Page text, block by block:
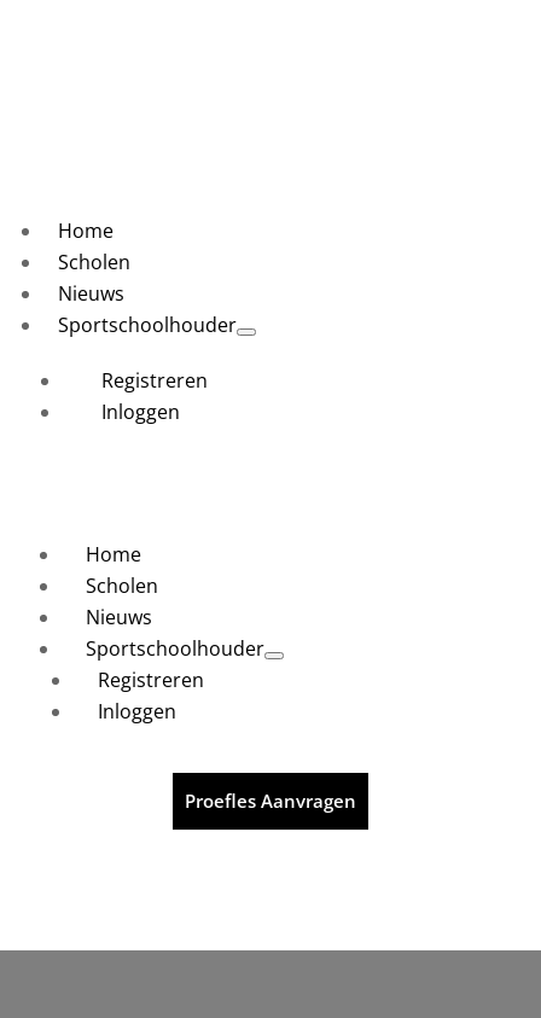
Home
Scholen
Nieuws
Sportschoolhouder
Registreren
Inloggen
Home
Scholen
Nieuws
Sportschoolhouder
Registreren
Inloggen
Proefles Aanvragen